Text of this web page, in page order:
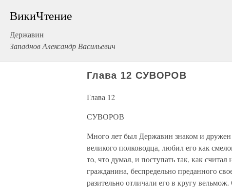
ВикиЧтение
Державин
Западнов Александр Васильевич
Глава 12 СУВОРОВ
Глава 12
СУВОРОВ
Много лет был Державин знаком и
великого полководца, любил его как
то, что думал, и поступать так, как
гражданина, беспредельно преданного
разительно отличали его в кругу